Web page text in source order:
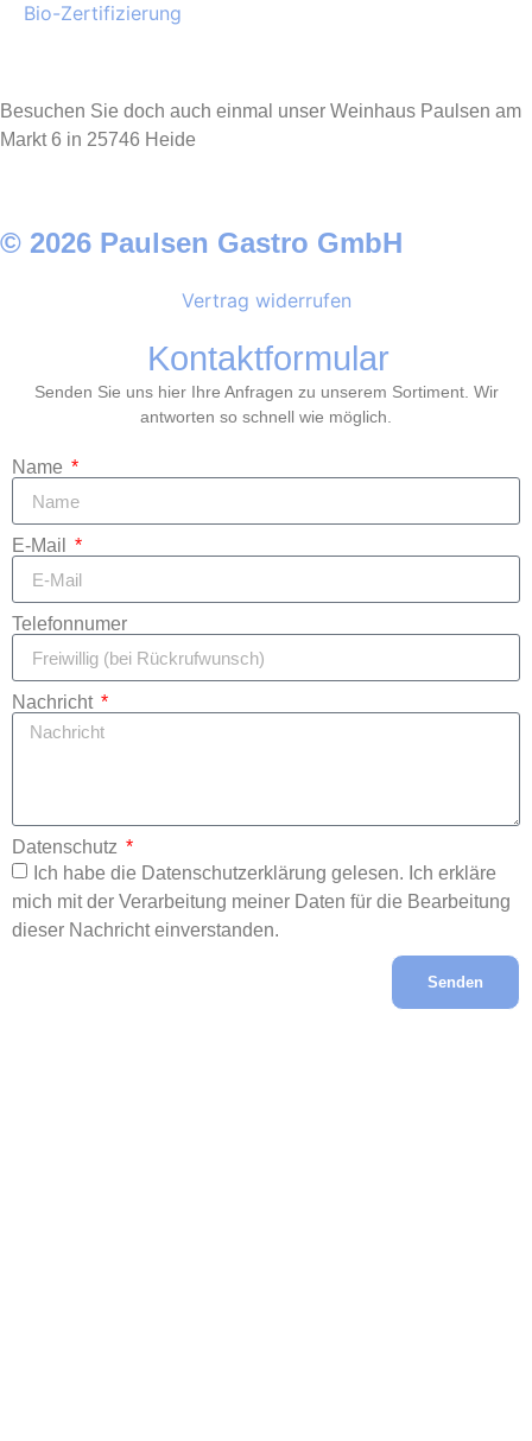
Bio-Zertifizierung
Besuchen Sie doch auch einmal unser Weinhaus Paulsen am
Markt 6 in 25746 Heide
© 2026 Paulsen Gastro GmbH
Vertrag widerrufen
Kontaktformular
Senden Sie uns hier Ihre Anfragen zu unserem Sortiment. Wir
antworten so schnell wie möglich.
Name
E-Mail
Telefonnumer
Nachricht
Datenschutz
Ich habe die Datenschutzerklärung gelesen. Ich erkläre
mich mit der Verarbeitung meiner Daten für die Bearbeitung
dieser Nachricht einverstanden.
Senden